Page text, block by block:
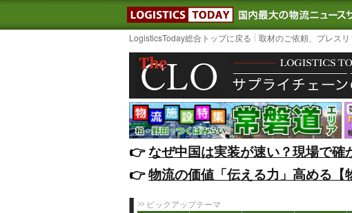
LOGISTICS TODAY｜
LogisticsToday総合トップに戻る 取材のご依頼、プレス
👉️なぜ中国は実装が速い？現場で確
👉️物流の価値「伝える力」高める
ピックアップテーマ